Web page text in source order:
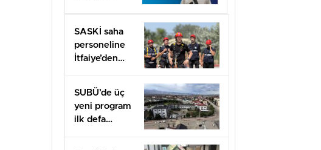
1001 Desteği
SASKİ saha
personeline
İtfaiye’den
güvenlik
eğitimi
SUBÜ’de üç
yeni program
ilk defa